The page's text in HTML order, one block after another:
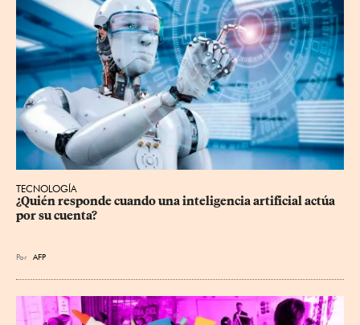
TECNOLOGÍA
¿Quién responde cuando una inteligencia artificial actúa
por su cuenta?
Por AFP